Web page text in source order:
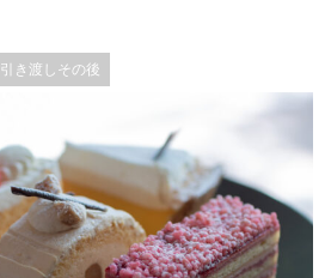
引き渡しその後